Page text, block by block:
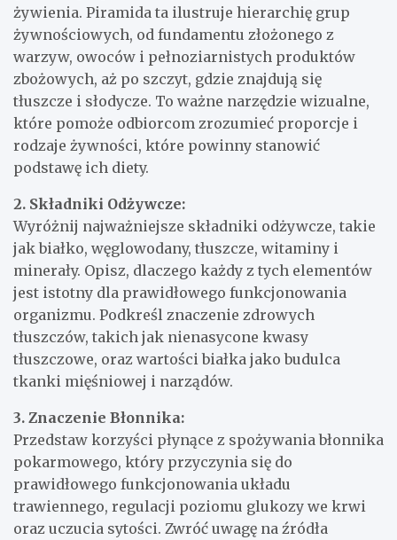
żywienia. Piramida ta ilustruje hierarchię grup
żywnościowych, od fundamentu złożonego z
warzyw, owoców i pełnoziarnistych produktów
zbożowych, aż po szczyt, gdzie znajdują się
tłuszcze i słodycze. To ważne narzędzie wizualne,
które pomoże odbiorcom zrozumieć proporcje i
rodzaje żywności, które powinny stanowić
podstawę ich diety.
2. Składniki Odżywcze:
Wyróżnij najważniejsze składniki odżywcze, takie
jak białko, węglowodany, tłuszcze, witaminy i
minerały. Opisz, dlaczego każdy z tych elementów
jest istotny dla prawidłowego funkcjonowania
organizmu. Podkreśl znaczenie zdrowych
tłuszczów, takich jak nienasycone kwasy
tłuszczowe, oraz wartości białka jako budulca
tkanki mięśniowej i narządów.
3. Znaczenie Błonnika:
Przedstaw korzyści płynące z spożywania błonnika
pokarmowego, który przyczynia się do
prawidłowego funkcjonowania układu
trawiennego, regulacji poziomu glukozy we krwi
oraz uczucia sytości. Zwróć uwagę na źródła